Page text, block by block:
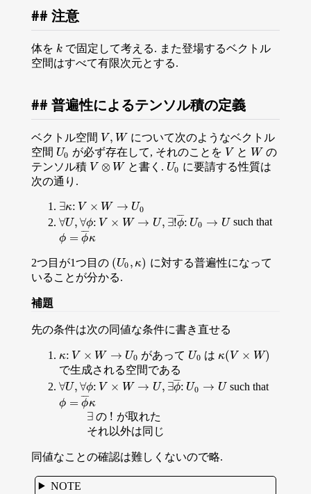
注意
体を k
k で固定して考える. また登場するベクトル
空間はすべて有限次元とする.
普遍性によるテンソル積の定義
ベクトル空間 V, W
V,W
について次のようなベクトル
空間 U0
U0 が必ず存在して, それのことを V
Vと W
Wの
テンソル積 V ⊗ W
V ⊗W と書く. U0
U0 に要請する性質は
次の通り.
∃κ: V × W → U0
∃κ:V× W →U0
∀U, ∀ϕ: V × W → U, ∃!ϕ
¯¯
¯ : U0 → U
∀U, ∀ϕ:V× W →U ,∃! ϕ¯: U0→ U such that
ϕ = ϕ
¯¯
¯
κ
ϕ=ϕ¯κ
2つ目が1つ目の (U0 , κ)
(U0,κ)
に対する普遍性になって
いることが分かる.
補題
先の条件は次の同値な条件に書き直せる
κ: V × W → U0
κ:V× W →U0 があって U0
U0 は κ(V × W)
κ(V× W )
で生成される空間である
∀U, ∀ϕ: V × W → U, ∃ϕ
¯¯
¯ : U0 → U
∀U, ∀ϕ:V× W →U ,∃ϕ ¯:U0→ U such that
ϕ = ϕ
¯¯
¯
κ
ϕ=ϕ¯κ
∃
∃ の !! が取れた
それ以外は同じ
同値なことの確認は難しくないので略.
NOTE